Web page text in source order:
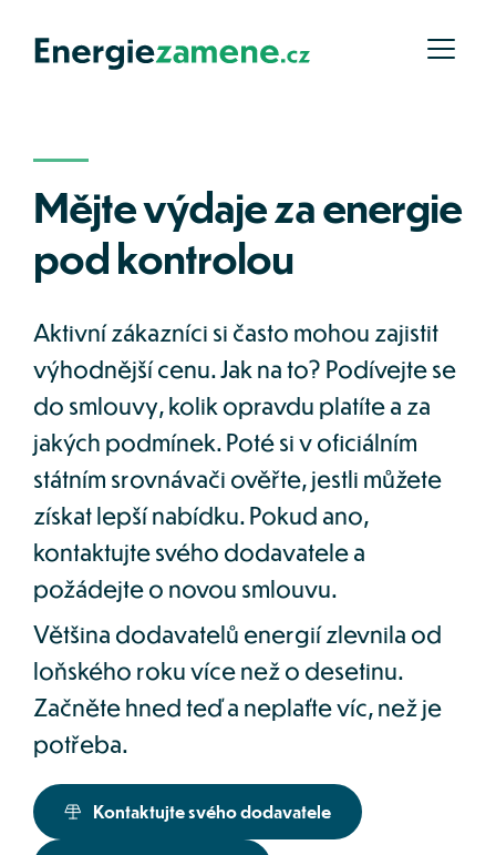
Mějte výdaje za energie
pod kontrolou
Aktivní zákazníci si často mohou zajistit
výhodnější cenu. Jak na to? Podívejte se
do smlouvy, kolik opravdu platíte a za
jakých podmínek. Poté si v oficiálním
státním srovnávači ověřte, jestli můžete
získat lepší nabídku. Pokud ano,
kontaktujte svého dodavatele a
požádejte o novou smlouvu.
Většina dodavatelů energií zlevnila od
loňského roku více než o desetinu.
Začněte hned teď a neplaťte víc, než je
potřeba.
Kontaktujte svého dodavatele